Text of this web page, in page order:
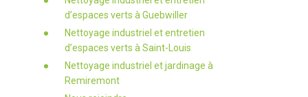
d’espaces verts à Guebwiller
Nettoyage industriel et entretien
d’espaces verts à Saint-Louis
Nettoyage industriel et jardinage à
Remiremont